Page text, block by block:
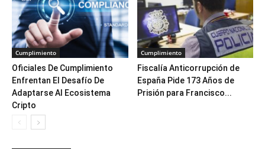
Cumplimiento
Oficiales De Cumplimiento
Enfrentan El Desafío De
Adaptarse Al Ecosistema
Cripto
Cumplimiento
Fiscalía Anticorrupción de
España Pide 173 Años de
Prisión para Francisco...